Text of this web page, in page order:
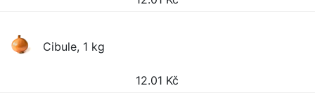
Cibule, 1 kg
12.01 Kč